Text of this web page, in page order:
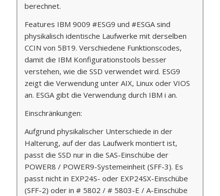
berechnet.
Features IBM 9009 #ESG9 und #ESGA sind
physikalisch identische Laufwerke mit derselben
CCIN von 5B19. Verschiedene Funktionscodes,
damit die IBM Konfigurationstools besser
verstehen, wie die SSD verwendet wird. ESG9
zeigt die Verwendung unter AIX, Linux oder VIOS
an. ESGA gibt die Verwendung durch IBM i an.
Einschränkungen:
Aufgrund physikalischer Unterschiede in der
Halterung, auf der das Laufwerk montiert ist,
passt die SSD nur in die SAS-Einschübe der
POWER8 / POWER9-Systemeinheit (SFF-3). Es
passt nicht in EXP24S- oder EXP24SX-Einschübe
(SFF-2) oder in # 5802 / # 5803-E / A-Einschübe